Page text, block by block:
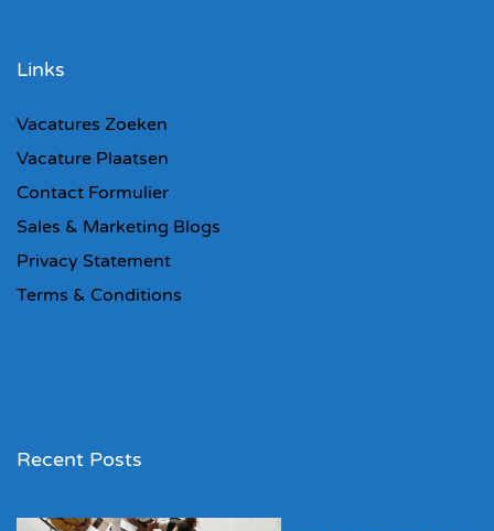
Links
Vacatures Zoeken
Vacature Plaatsen
Contact Formulier
Sales & Marketing Blogs
Privacy Statement
Terms & Conditions
Recent Posts